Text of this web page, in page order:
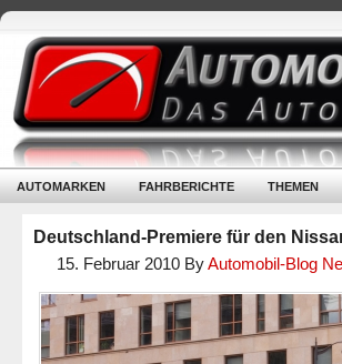
AUTOMARKEN FAHRBERICHTE THEMEN
Deutschland-Premiere für den
15. Februar 2010 ByAutomobil-Blog